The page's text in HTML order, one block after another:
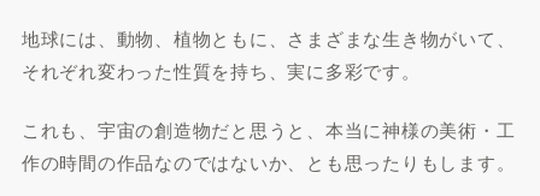
地球には、動物、植物ともに、さまざまな生き物がいて、
それぞれ変わった性質を持ち、実に多彩です。
これも、宇宙の創造物だと思うと、本当に神様の美術・工
作の時間の作品なのではないか、とも思ったりもします。